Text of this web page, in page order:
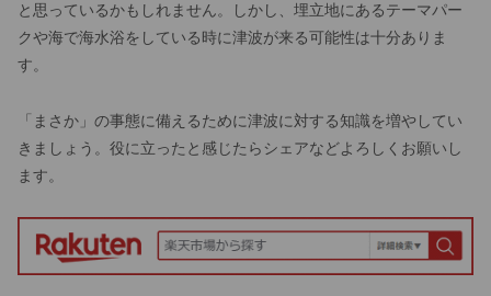
と思っているかもしれません。しかし、埋立地にあるテーマパー
クや海で海水浴をしている時に津波が来る可能性は十分ありま
す。
「まさか」の事態に備えるために津波に対する知識を増やしてい
きましょう。役に立ったと感じたらシェアなどよろしくお願いし
ます。